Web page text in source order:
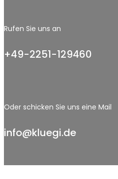
Rufen Sie uns an
+49-2251-129460
Oder schicken Sie uns eine Mail
info@kluegi.de